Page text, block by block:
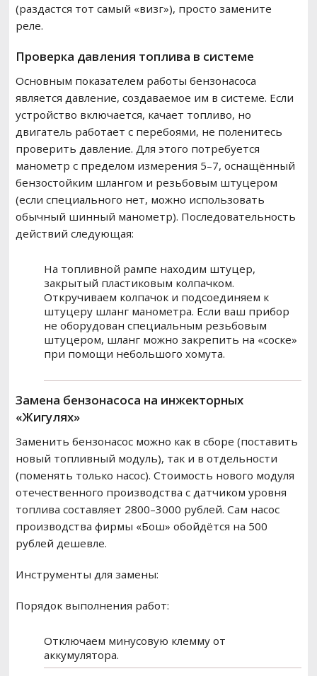
(раздастся тот самый «визг»), просто замените
реле.
Проверка давления топлива в системе
Основным показателем работы бензонасоса
является давление, создаваемое им в системе. Если
устройство включается, качает топливо, но
двигатель работает с перебоями, не поленитесь
проверить давление. Для этого потребуется
манометр с пределом измерения 5–7, оснащённый
бензостойким шлангом и резьбовым штуцером
(если специального нет, можно использовать
обычный шинный манометр). Последовательность
действий следующая:
На топливной рампе находим штуцер,
закрытый пластиковым колпачком.
Откручиваем колпачок и подсоединяем к
штуцеру шланг манометра. Если ваш прибор
не оборудован специальным резьбовым
штуцером, шланг можно закрепить на «соске»
при помощи небольшого хомута.
Замена бензонасоса на инжекторных
«Жигулях»
Заменить бензонасос можно как в сборе (поставить
новый топливный модуль), так и в отдельности
(поменять только насос). Стоимость нового модуля
отечественного производства с датчиком уровня
топлива составляет 2800–3000 рублей. Сам насос
производства фирмы «Бош» обойдётся на 500
рублей дешевле.
Инструменты для замены:
Порядок выполнения работ:
Отключаем минусовую клемму от
аккумулятора.